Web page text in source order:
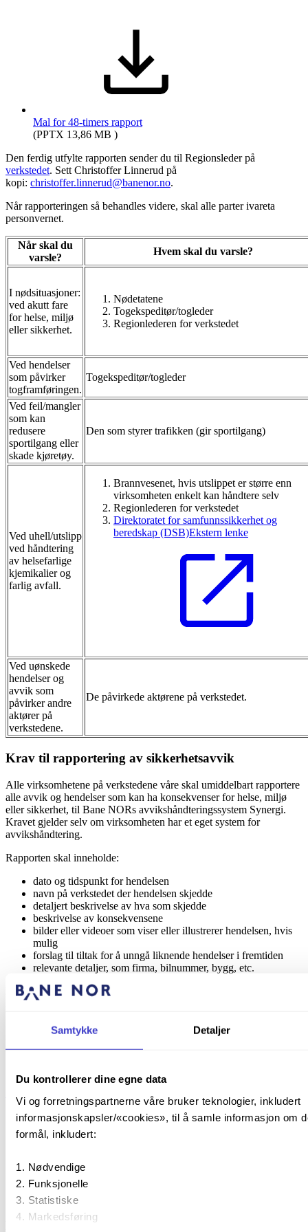
Samtykke Detaljer
Du kontrollerer dine egne data
Vi og forretningspartnerne våre bruker teknologier, inkludert
informasjonskapsler/«cookies», til å samle informasjon om
formål, inkludert:
Nødvendige
Funksjonelle
Statistiske
Markedsføring
Mal for 48-timers rapport
(PPTX 13,86 MB )
Den ferdig utfylte rapporten sender du til Regionsleder på
verkstedet. Sett Christoffer Linnerud på
kopi: christoffer.linnerud@banenor.no.
Når rapporteringen så behandles videre, skal alle parter ivareta
personvernet.
Når skal du
varsle?
Hvem skal du varsle?
I nødsituasjoner:
ved akutt fare
for helse, miljø
eller sikkerhet.
Nødetatene
Togekspeditør/togleder
Regionlederen for verkstedet
Ved hendelser
som påvirker
togframføringen.
Togekspeditør/togleder
Ved feil/mangler
som kan
redusere
sportilgang eller
skade kjøretøy.
Den som styrer trafikken (gir sportilgang)
Ved uhell/utslipp
ved håndtering
av helsefarlige
kjemikalier og
farlig avfall.
Brannvesenet, hvis utslippet er større enn
virksomheten enkelt kan håndtere selv
Regionlederen for verkstedet
Direktoratet for samfunnssikkerhet og
beredskap (DSB)Ekstern lenke
Ved uønskede
hendelser og
avvik som
påvirker andre
aktører på
verkstedene.
De påvirkede aktørene på verkstedet.
Krav til rapportering av sikkerhetsavvik
Alle virksomhetene på verkstedene våre skal umiddelbart rapportere
alle avvik og hendelser som kan ha konsekvenser for helse, miljø
eller sikkerhet, til Bane NORs avvikshåndteringssystem Synergi.
Kravet gjelder selv om virksomheten har et eget system for
avvikshåndtering.
Rapporten skal inneholde:
dato og tidspunkt for hendelsen
navn på verkstedet der hendelsen skjedde
detaljert beskrivelse av hva som skjedde
beskrivelse av konsekvensene
bilder eller videoer som viser eller illustrerer hendelsen, hvis
mulig
forslag til tiltak for å unngå liknende hendelser i fremtiden
relevante detaljer, som firma, bilnummer, bygg, etc.
Eksempler på avvik og uønskede hendelser kan for eksempel være:
innbrudd på verkstedområdet, brudd på adgangsbestemmelser,
Krav til rapportering om feil og avvik på bygg,